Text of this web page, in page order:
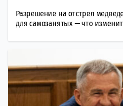
Разрешение на отстрел
для самозанятых — что